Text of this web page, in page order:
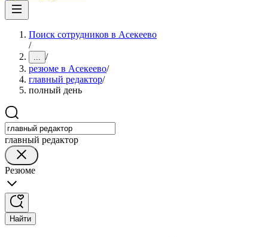
Поиск сотрудников в Асекеево
/
... /
резюме в Асекеево/
главный редактор/
полный день
главный редактор
Резюме
Найти